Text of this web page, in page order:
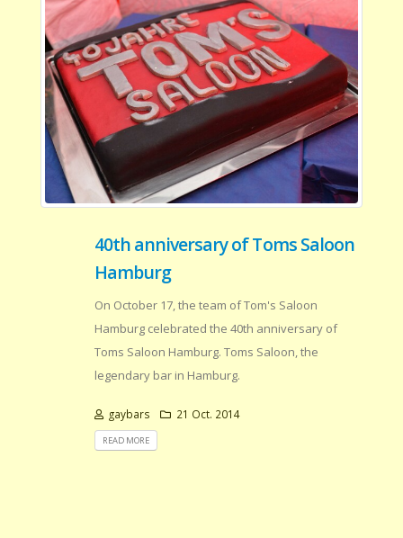
40th anniversary of Toms Saloon
Hamburg
On October 17, the team of Tom's Saloon
Hamburg celebrated the 40th anniversary of
Toms Saloon Hamburg. Toms Saloon, the
legendary bar in Hamburg.
gaybars 21 Oct. 2014
READ MORE